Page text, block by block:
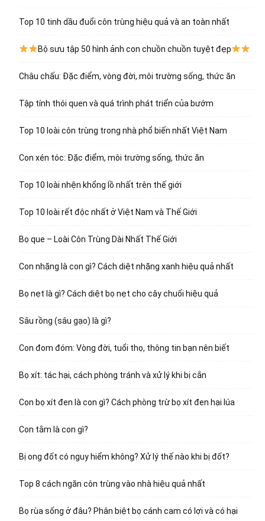
Top 10 tinh dầu đuổi côn trùng hiệu quả và an toàn nhất
Bộ sưu tập 50 hình ảnh con chuồn chuồn tuyệt đẹp
Châu chấu: Đặc điểm, vòng đời, môi trường sống, thức ăn
Tập tính thói quen và quá trình phát triển của bướm
Top 10 loài côn trùng trong nhà phổ biến nhất Việt Nam
Con xén tóc: Đặc điểm, môi trường sống, thức ăn
Top 10 loài nhện khổng lồ nhất trên thế giới
Top 10 loài rết độc nhất ở Việt Nam và Thế Giới
Bọ que – Loài Côn Trùng Dài Nhất Thế Giới
Con nhặng là con gì? Cách diệt nhặng xanh hiệu quả nhất
Bọ nẹt là gì? Cách diệt bọ nẹt cho cây chuối hiệu quả
Sâu rồng (sâu gạo) là gì?
Con đom đóm: Vòng đời, tuổi thọ, thông tin bạn nên biết
Bọ xít: tác hại, cách phòng tránh và xử lý khi bị cắn
Con bọ xít đen là con gì? Cách phòng trừ bọ xít đen hại lúa
Con tằm là con gì?
Bị ong đốt có nguy hiểm không? Xử lý thế nào khi bị đốt?
Top 8 cách ngăn côn trùng vào nhà hiệu quả nhất
Bọ rùa sống ở đâu? Phân biệt bọ cánh cam có lợi và có hại